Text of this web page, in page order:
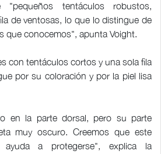
"pequeños tentáculos robustos,
de ventosas, lo que lo distingue de
que conocemos", apunta Voight.
con tentáculos cortos y una sola fila
por su coloración y por la piel lisa
en la parte dorsal, pero su parte
muy oscuro. Creemos que este
a protegerse", explica la